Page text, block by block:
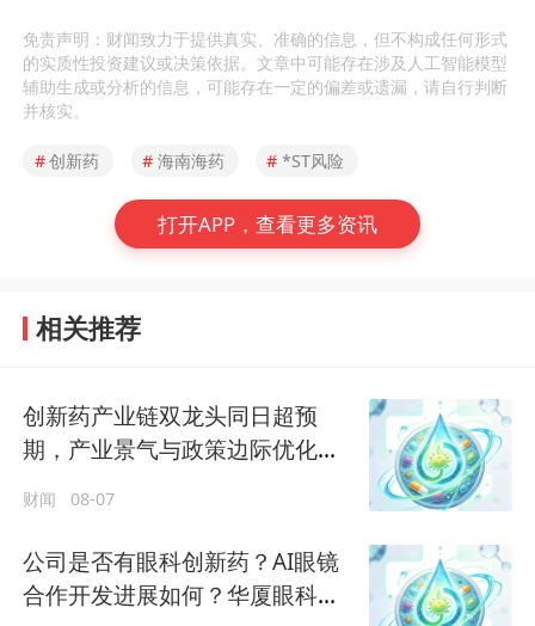
免责声明：财闻致力于提供真实、准确的信息，但不构成任何形式
的实质性投资建议或决策依据。文章中可能存在涉及人工智能模型
辅助生成或分析的信息，可能存在一定的偏差或遗漏，请自行判断
并核实。
#创新药 # 海南海药 # *ST风险
打开APP，查看更多资讯
相关推荐
创新药产业链双龙头同日超预
期，产业景气与政策边际优化三
财闻 08-07
公司是否有眼科创新药？AI眼镜
合作开发进展如何？华厦眼科回